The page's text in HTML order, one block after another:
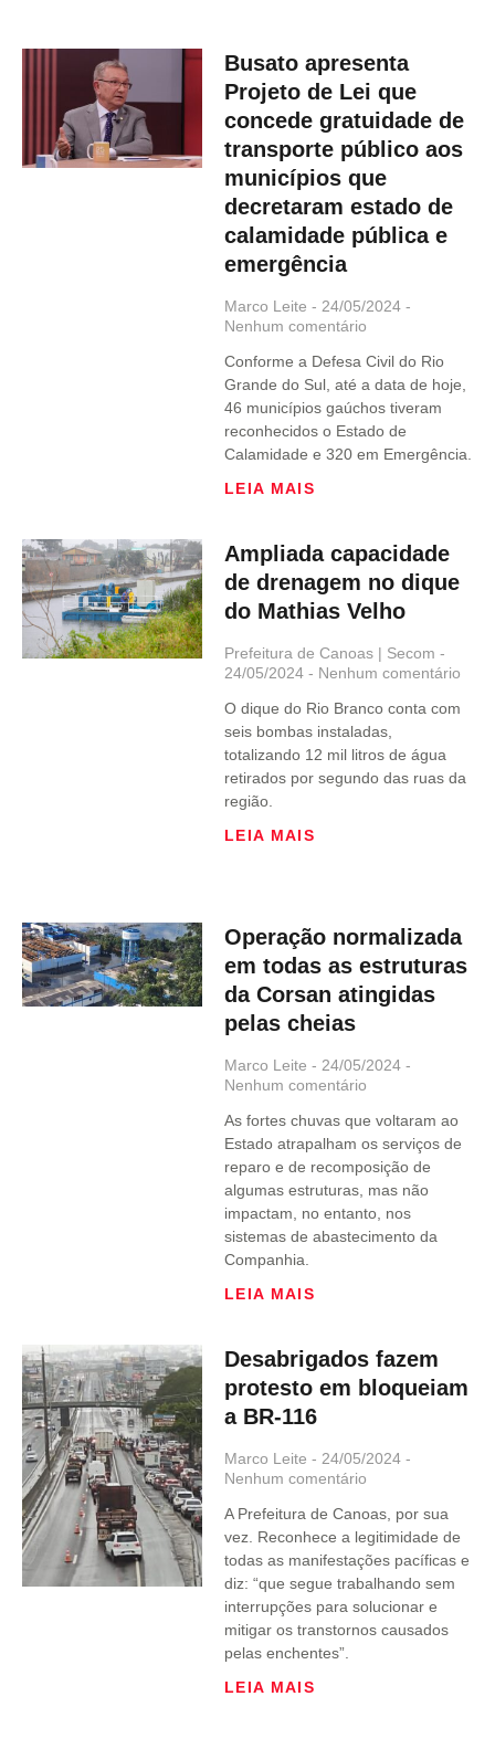
Busato apresenta
Projeto de Lei que
concede gratuidade de
transporte público aos
municípios que
decretaram estado de
calamidade pública e
emergência
Marco Leite
24/05/2024
Nenhum comentário
Conforme a Defesa Civil do Rio
Grande do Sul, até a data de hoje,
46 municípios gaúchos tiveram
reconhecidos o Estado de
Calamidade e 320 em Emergência.
LEIA MAIS
Ampliada capacidade
de drenagem no dique
do Mathias Velho
Prefeitura de Canoas | Secom
24/05/2024
Nenhum comentário
O dique do Rio Branco conta com
seis bombas instaladas,
totalizando 12 mil litros de água
retirados por segundo das ruas da
região.
LEIA MAIS
Operação normalizada
em todas as estruturas
da Corsan atingidas
pelas cheias
Marco Leite 24/05/2024
Nenhum comentário
As fortes chuvas que voltaram ao
Estado atrapalham os serviços de
reparo e de recomposição de
algumas estruturas, mas não
impactam, no entanto, nos
sistemas de abastecimento da
Companhia.
LEIA MAIS
Desabrigados fazem
protesto em bloqueiam
a BR-116
Marco Leite 24/05/2024
Nenhum comentário
A Prefeitura de Canoas, por sua
vez. Reconhece a legitimidade de
todas as manifestações pacíficas e
diz: “que segue trabalhando sem
interrupções para solucionar e
mitigar os transtornos causados
pelas enchentes”.
LEIA MAIS